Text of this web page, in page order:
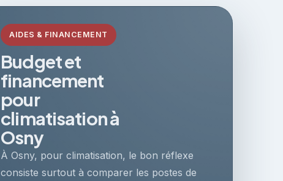
AIDES & FINANCEMENT
Budget et
financement
pour
climatisation à
Osny
À Osny, pour climatisation, le bon réflexe
consiste surtout à comparer les postes de